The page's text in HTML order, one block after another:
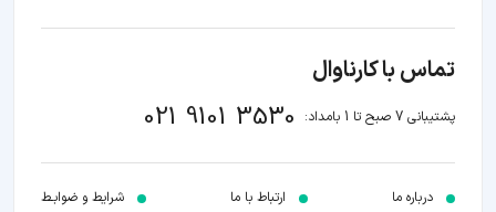
تماس با کارناوال
پشتیبانی 7 صبح تا 1 بامداد: 021 9101 3530
درباره ما ارتباط با ما شرایط و ضوابـط